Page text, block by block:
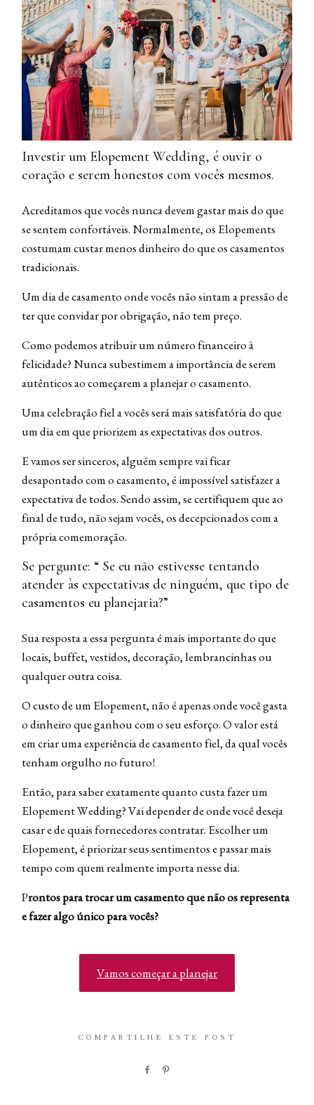
Investir um Elopement Wedding, é ouvir o
coração e serem honestos com vocês mesmos.
Acreditamos que vocês nunca devem gastar mais do que
se sentem confortáveis. Normalmente, os Elopements
costumam custar menos dinheiro do que os casamentos
tradicionais.
Um dia de casamento onde vocês não sintam a pressão de
ter que convidar por obrigação, não tem preço.
Como podemos atribuir um número financeiro à
felicidade? Nunca subestimem a importância de serem
autênticos ao começarem a planejar o casamento.
Uma celebração fiel a vocês será mais satisfatória do que
um dia em que priorizem as expectativas dos outros.
E vamos ser sinceros, alguém sempre vai ficar
desapontado com o casamento, é impossível satisfazer a
expectativa de todos. Sendo assim, se certifiquem que ao
final de tudo, não sejam vocês, os decepcionados com a
própria comemoração.
Se pergunte: “ Se eu não estivesse tentando
atender às expectativas de ninguém, que tipo de
casamentos eu planejaria?”
Sua resposta a essa pergunta é mais importante do que
locais, buffet, vestidos, decoração, lembrancinhas ou
qualquer outra coisa.
O custo de um Elopement, não é apenas onde você gasta
o dinheiro que ganhou com o seu esforço. O valor está
em criar uma experiência de casamento fiel, da qual vocês
tenham orgulho no futuro!
Então, para saber exatamente quanto custa fazer um
Elopement Wedding? Vai depender de onde você deseja
casar e de quais fornecedores contratar. Escolher um
Elopement, é priorizar seus sentimentos e passar mais
tempo com quem realmente importa nesse dia.
Prontos para trocar um casamento que não os representa
e fazer algo único para vocês?
Vamos começar a planejar
COMPARTILHE ESTE POST